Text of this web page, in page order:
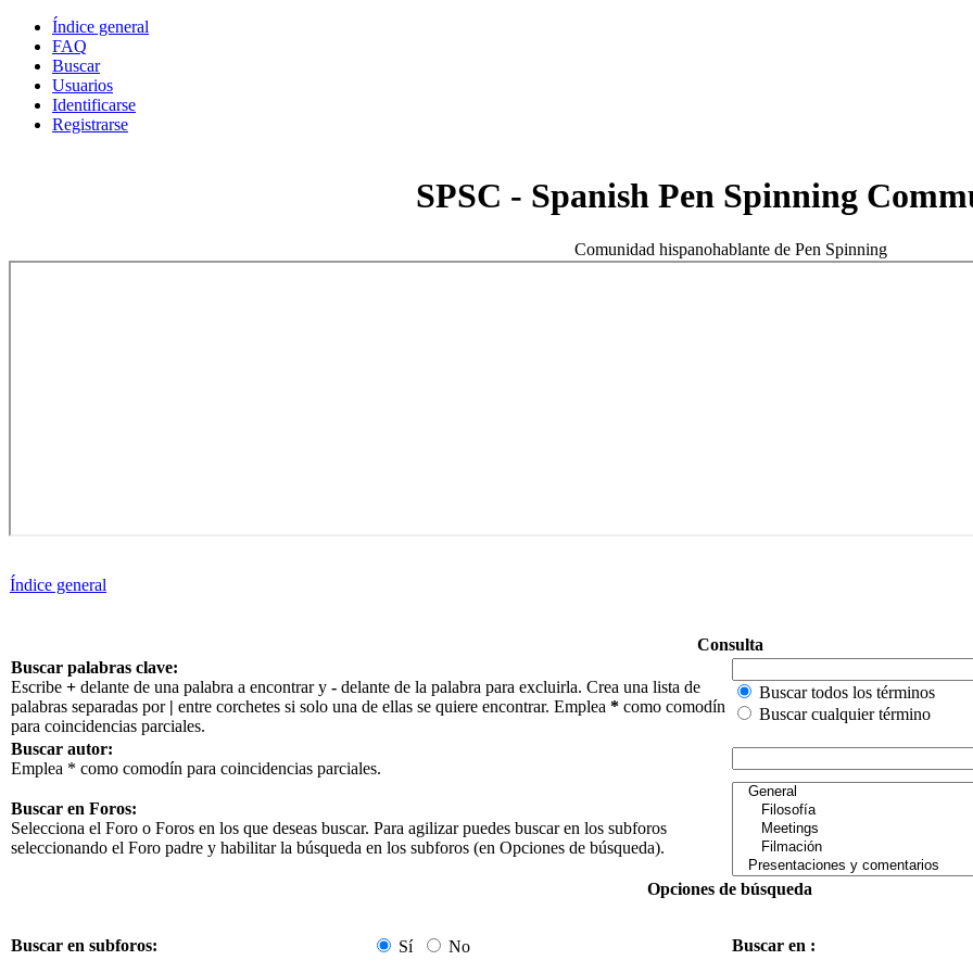
Índice general
FAQ
Buscar
Usuarios
Identificarse
Registrarse
SPSC - Spanish Pen Spinning
Comunidad hispanohablante de Pen Spinning
Índice general
Consulta
Buscar palabras clave:
Escribe + delante de una palabra a encontrar y - delante de la palabra para excluirla. Crea una lista de
palabras separadas por | entre corchetes si solo una de ellas se quiere encontrar. Emplea * como comodín
para coincidencias parciales.
Buscar todos los términos
Buscar cualquier término
Buscar autor:
Emplea * como comodín para coincidencias parciales.
Buscar en Foros:
Selecciona el Foro o Foros en los que deseas buscar. Para agilizar puedes buscar en los subforos
seleccionando el Foro padre y habilitar la búsqueda en los subforos (en Opciones de búsqueda).
Opciones de búsqueda
Buscar en subforos: Sí No Buscar en :